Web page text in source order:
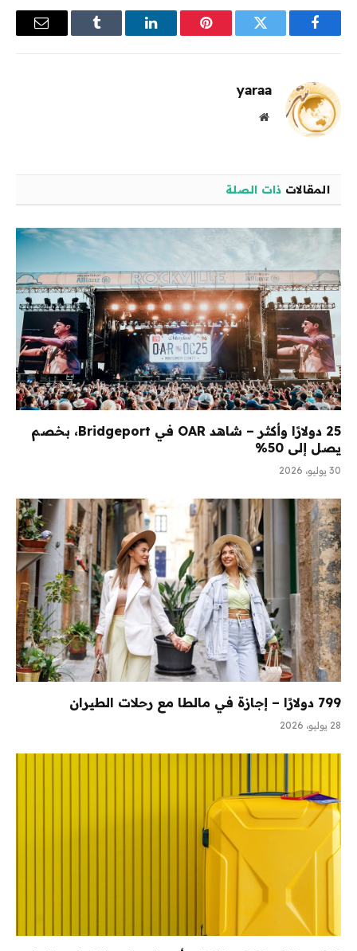
فيسبوك تويتر بينتيريستلينكدإن Tumblr
البريد
yaraa
موقع
المقالات ذات الصلة
25 دولارًا وأكثر – شاهد OAR في Bridgeport، بخصم
يصل إلى 50%
30 يوليو، 2026
799 دولارًا – إجازة في مالطا مع رحلات الطيران
28 يوليو، 2026